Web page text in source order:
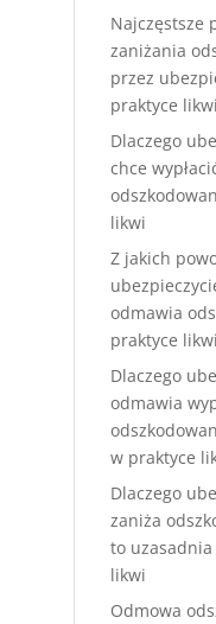
Najczęstsze
zaniżania
przez
praktyce
Dlaczego
chce
likwi
Z jakich
odmawia
praktyce
Dlaczego
odmawia
w praktyce
Dlaczego
zaniża
to
likwi
Odmowa